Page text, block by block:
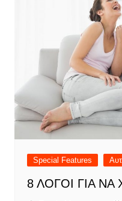
Special Features
8 ΛΟΓΟΙ ΓΙΑ